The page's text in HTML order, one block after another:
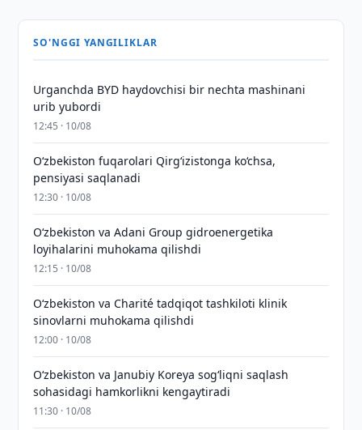
SO'NGGI YANGILIKLAR
Urganchda BYD haydovchisi bir nechta mashinani
urib yubordi
12:45 · 10/08
O‘zbekiston fuqarolari Qirg‘izistonga ko‘chsa,
pensiyasi saqlanadi
12:30 · 10/08
Oʻzbekiston va Adani Group gidroenergetika
loyihalarini muhokama qilishdi
12:15 · 10/08
Oʻzbekiston va Charité tadqiqot tashkiloti klinik
sinovlarni muhokama qilishdi
12:00 · 10/08
Oʻzbekiston va Janubiy Koreya sogʻliqni saqlash
sohasidagi hamkorlikni kengaytiradi
11:30 · 10/08